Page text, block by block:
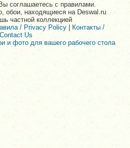
соглашаетесь с правилами.
обои, находящиеся на Deswal.ru
частной коллекцией
/ Privacy Policy | Контакты /
Contact Us
и фото для вашего рабочего стола